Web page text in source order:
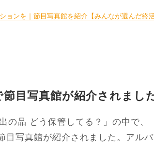
ョンを｜節目写真館を紹介【みんなが選んだ終活
目写真館が紹介されまし
の品 どう保管してる？」の中で、
目写真館が紹介されました。アル